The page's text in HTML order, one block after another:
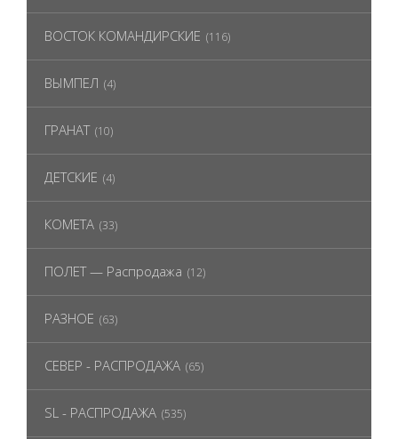
ВОСТОК КОМАНДИРСКИЕ (116)
ВЫМПЕЛ (4)
ГРАНАТ (10)
ДЕТСКИЕ (4)
КОМЕТА (33)
ПОЛЕТ — Распродажа (12)
РАЗНОЕ (63)
СЕВЕР - РАСПРОДАЖА (65)
SL - РАСПРОДАЖА (535)